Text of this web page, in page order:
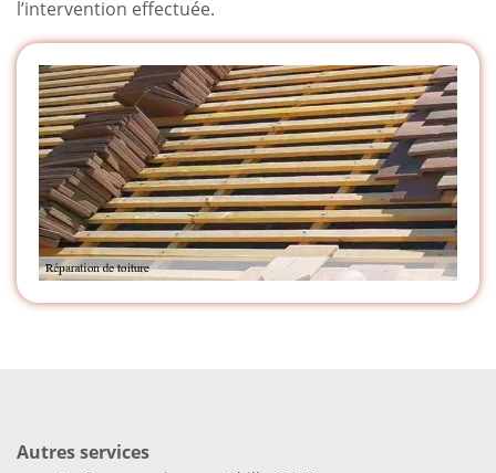
l’intervention effectuée.
Autres services